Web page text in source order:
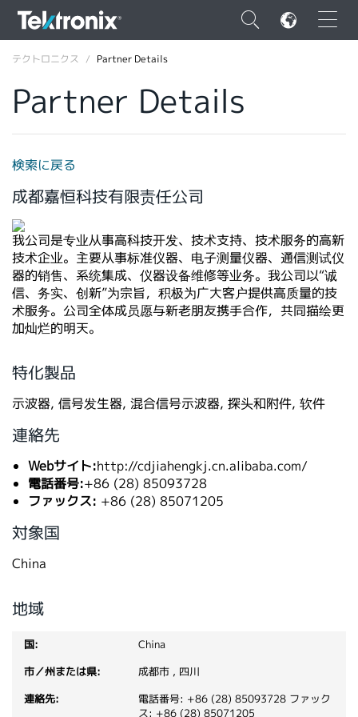
×
ENGLISH
FRANÇAIS
VIỆT NAM
简体中文
日本語
繁體中文
テクトロニクス Partner Details
Partner Details
検索に戻る
成都嘉恒科技有限责任公司
我公司是专业从事高科技开发、技术支持、技术服务的高新
技术企业。主要从事标准仪器、电子测量仪器、通信测试仪
器的销售、系统集成、仪器设备维修等业务。我公司以“诚
信、务实、创新”为宗旨，积极为广大客户提供高质量的技
术服务。公司全体成员愿与新老朋友携手合作，共同描绘更
加灿烂的明天。
特化製品
示波器, 信号发生器, 混合信号示波器, 探头和附件, 软件
連絡先
Webサイト:http://cdjiahengkj.cn.alibaba.com/
電話番号:+86 (28) 85093728
ファックス: +86 (28) 85071205
対象国
China
地域
China
成都市 , 四川
電話番号: +86 (28) 85093728 ファック
ス: +86 (28) 85071205